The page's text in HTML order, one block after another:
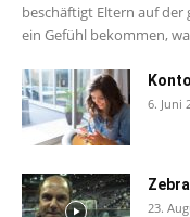
beschäftigt Eltern auf der
ein Gefühl bekommen,
6. Juni
23.